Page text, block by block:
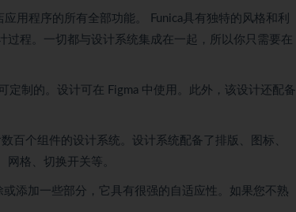
用程序的所有全部功能。 Funica具有独特的风格和利
程。一切都与设计系统集成在一起，所以你只需要在
定制的。设计可在 Figma 中使用。此外，该设计还配备
百个组件的设计系统。设计系统配备了排版、图标、
格、切换开关等。
添加一些部分，它具有很强的自适应性。如果您不熟